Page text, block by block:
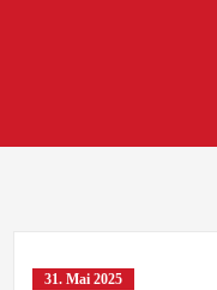
31. Mai 2025